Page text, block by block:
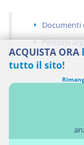
Documenti
Percorsi
RIMODULAZIONE
ACQUISTA ORA
tutto il sito!